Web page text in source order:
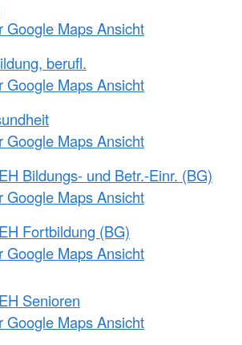
Google Maps Ansicht
berufl.
Google Maps Ansicht
Google Maps Ansicht
Bildungs- und Betr.-Einr. (BG)
Google Maps Ansicht
Fortbildung (BG)
Google Maps Ansicht
Senioren
Google Maps Ansicht